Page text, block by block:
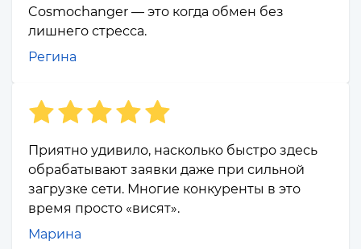
Cosmochanger — это когда обмен без
лишнего стресса.
Регина
Приятно удивило, насколько быстро здесь
обрабатывают заявки даже при сильной
загрузке сети. Многие конкуренты в это
время просто «висят».
Марина